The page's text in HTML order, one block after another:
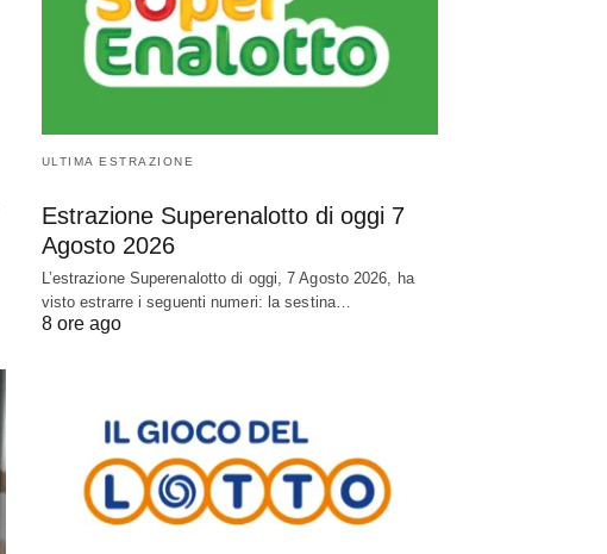
ULTIMA ESTRAZIONE
Estrazione Superenalotto di oggi 7
Agosto 2026
L’estrazione Superenalotto di oggi, 7 Agosto 2026, ha
visto estrarre i seguenti numeri: la sestina…
8 ore ago